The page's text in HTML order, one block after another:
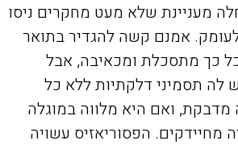
מעניינת שלא מעט מחקרים ניסו
אמנם קשה להגדיר בתואר
כך מתסכלת ומכאיבה, אבל
לה תסמיני דלקתיות ללא כל
מדבקת, ואם היא מלווה במוגלה
מחיידקים. הפסוריאזיס עשויה